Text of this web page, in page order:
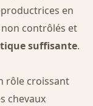
en
contrôlés et
suffisante.
rôle croissant
chevaux